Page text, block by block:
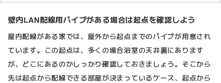
壁内LAN配線用パイプがある場合は起点を確認しよう
屋内配線がある家では、屋外から起点までのパイプが用意され
ています。この起点は、多くの場合浴室の天井裏にあります
が、どこにあるのかしっかり確認しておきましょう。そこから
先は起点から配線できる部屋が決まっているケース、起点から